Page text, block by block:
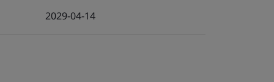
2029-04-14